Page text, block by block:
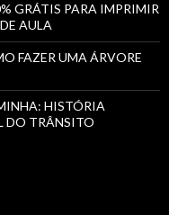
GRÁTIS PARA IMPRIMIR
AULA
FAZER UMA ÁRVORE
HISTÓRIA
DO TRÂNSITO